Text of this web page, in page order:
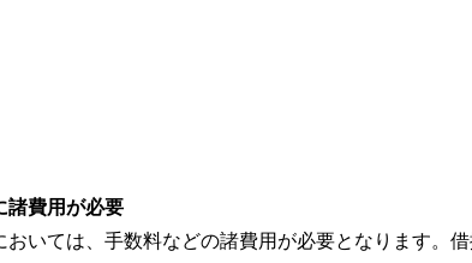
費用が必要
おいては、手数料などの諸費用が必要となります。